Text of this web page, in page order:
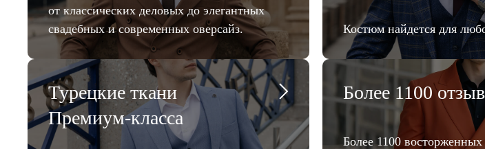
от классических деловых до элегантных
свадебных и современных оверсайз.
Костюм найдется для
Турецкие ткани
Премиум-класса
Более 1100
Более 1100